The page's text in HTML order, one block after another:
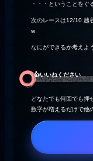
・・・ということをぐ
次のレースは12/10 越
w
なにができるか考えよ
👍️いいねください
どなたでも何回でも押
数字が増えるだけで他